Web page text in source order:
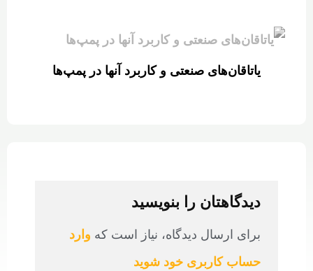
یاتاقان‌های صنعتی و کاربرد آنها در پمپ‌ها
دیدگاهتان را بنویسید
برای ارسال دیدگاه، نیاز است که وارد
حساب کاربری خود شوید